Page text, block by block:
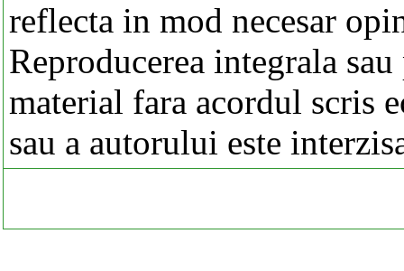
reflecta in mod necesar
Reproducerea integrala
material fara acordul scris
sau a autorului este